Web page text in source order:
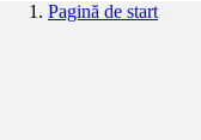
Pagină de start